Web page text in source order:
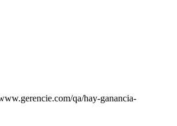
qa/hay-ganancia-